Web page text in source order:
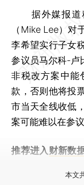
据外媒报道
（Mike Lee）对
李希望实行子女
参议员马尔科-卢
非税改方案中能
款，否则他将投
市当天全线收低
案可能难以在参议
推荐进入 财新数
本文